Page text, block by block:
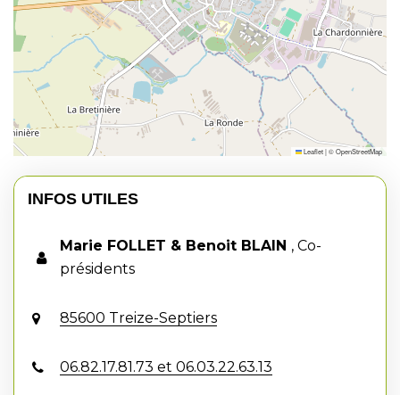
Leaflet|©OpenStreetMap
INFOS UTILES
Marie FOLLET & Benoit BLAIN , Co-
présidents
85600 Treize-Septiers
06.82.17.81.73 et 06.03.22.63.13